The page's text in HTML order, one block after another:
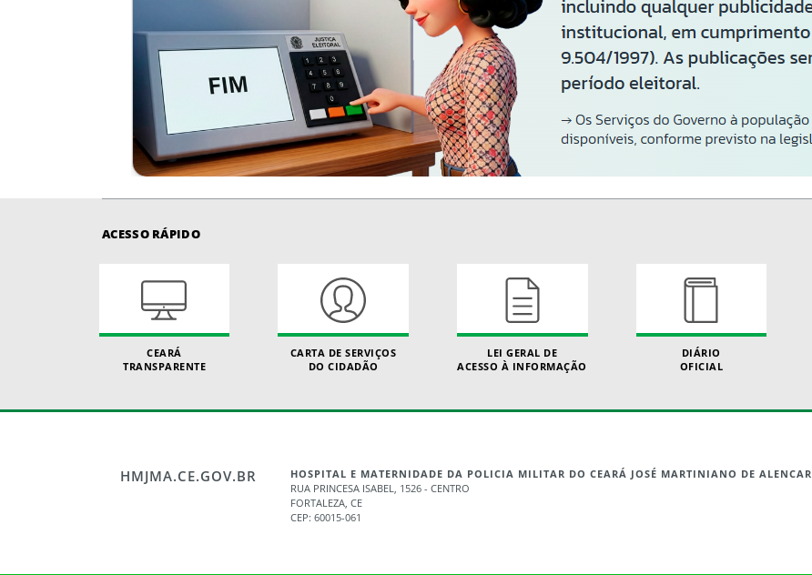
ACESSO RÁPIDO
CEARÁ
TRANSPARENTE
CARTA DE SERVIÇOS
DO CIDADÃO
LEI GERAL DE
ACESSO À INFORMAÇÃO
DIÁRIO
OFICIAL
HMJMA.CE.GOV.BR
HOSPITAL E MATERNIDADE DA POLICIA MILITAR DO CEARÁ JOSÉ MARTINIANO DE ALENCAR
RUA PRINCESA ISABEL, 1526 - CENTRO
FORTALEZA, CE
CEP: 60015-061